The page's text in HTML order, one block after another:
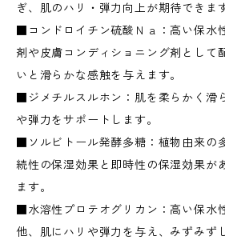
ぎ、肌のハリ・弾力向上が期待できます
■コンドロイチン硫酸Ｎａ：高い保水
剤や皮膚コンディショニング剤として
いと滑らかな感触を与えます。
■ジメチルスルホン：肌を柔らかく滑
や弾力をサポートします。
■ソルビトール発酵多糖：植物由来の
続性の保湿効果と即時性の保湿効果が
ます。
■水溶性プロテオグリカン：高い保水
他、肌にハリや弾力を与え、みずみず